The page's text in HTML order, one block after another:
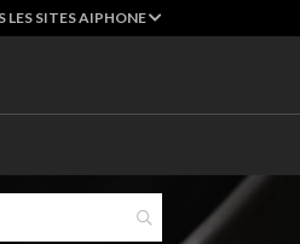
LES SITES AIPHONE